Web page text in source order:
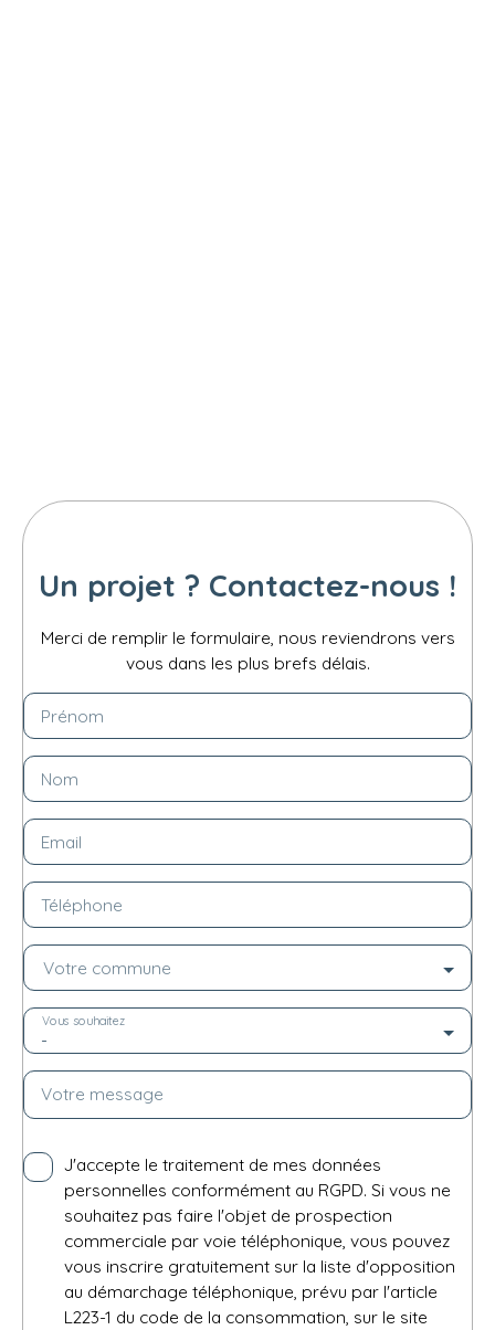
Un projet ? Contactez-nous !
Merci de remplir le formulaire, nous reviendrons vers
vous dans les plus brefs délais.
Prénom
Nom
Email
Téléphone
Votre commune
-
Vous souhaitez
Votre message
J'accepte le traitement de mes données
personnelles conformément au RGPD. Si vous ne
souhaitez pas faire l'objet de prospection
commerciale par voie téléphonique, vous pouvez
vous inscrire gratuitement sur la liste d'opposition
au démarchage téléphonique, prévu par l'article
L223-1 du code de la consommation, sur le site